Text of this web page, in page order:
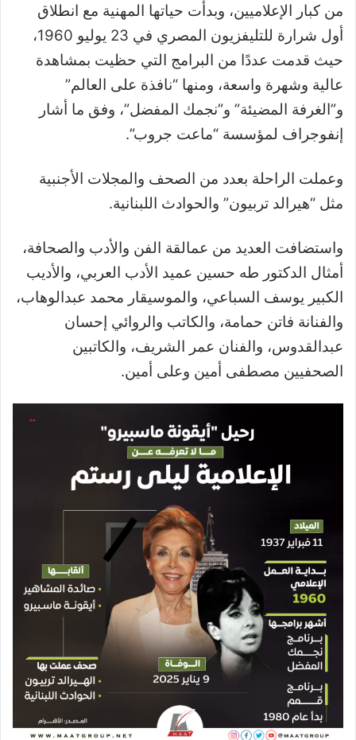
من كبار الإعلاميين، وبدأت حياتها المهنية مع انطلاق
أول شرارة للتليفزيون المصري في 23 يوليو 1960،
حيث قدمت عددًا من البرامج التي حظيت بمشاهدة
عالية وشهرة واسعة، ومنها “نافذة على العالم”
و”الغرفة المضيئة” و”نجمك المفضل”، وفق ما أشار
إنفوجراف لمؤسسة “ماعت جروب”.
وعملت الراحلة بعدد من الصحف والمجلات الأجنبية
مثل “هيرالد تربيون” والحوادث اللبنانية.
واستضافت العديد من عمالقة الفن والأدب والصحافة،
أمثال الدكتور طه حسين عميد الأدب العربي، والأديب
الكبير يوسف السباعي، والموسيقار محمد عبدالوهاب،
والفنانة فاتن حمامة، والكاتب والروائي إحسان
عبدالقدوس، والفنان عمر الشريف، والكاتبين
الصحفيين مصطفى أمين وعلى أمين.